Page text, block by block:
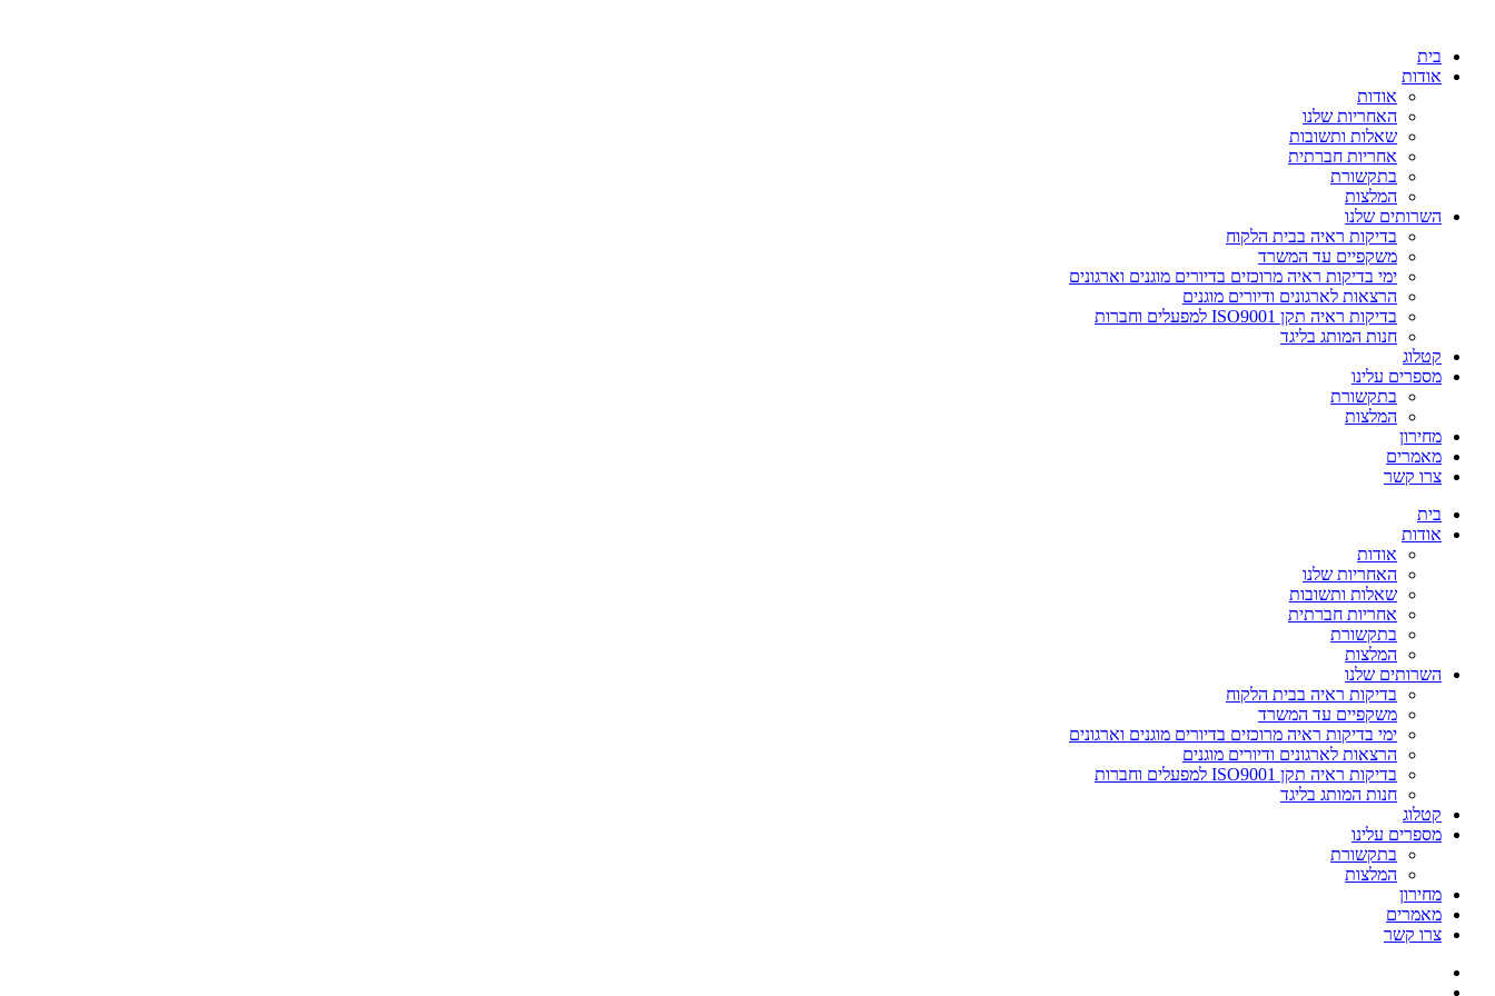
בית
אודות
אודות
האחריות שלנו
שאלות ותשובות
אחריות חברתית
בתקשורת
המלצות
השרותים שלנו
בדיקות ראיה בבית הלקוח
משקפיים עד המשרד
ימי בדיקות ראיה מרוכזים בדיורים מוגנים וארגונים
הרצאות לארגונים ודיורים מוגנים
בדיקות ראיה תקן ISO9001 למפעלים וחברות
חנות המותג בליגד
קטלוג
מספרים עלינו
בתקשורת
המלצות
מחירון
מאמרים
צרו קשר
בית
אודות
אודות
האחריות שלנו
שאלות ותשובות
אחריות חברתית
בתקשורת
המלצות
השרותים שלנו
בדיקות ראיה בבית הלקוח
משקפיים עד המשרד
ימי בדיקות ראיה מרוכזים בדיורים מוגנים וארגונים
הרצאות לארגונים ודיורים מוגנים
בדיקות ראיה תקן ISO9001 למפעלים וחברות
חנות המותג בליגד
קטלוג
מספרים עלינו
בתקשורת
המלצות
מחירון
מאמרים
צרו קשר